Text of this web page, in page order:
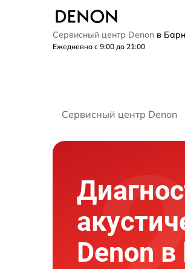
Сервисный центр Denon в
Ежедневно с 9:00 до 21:00
Сервисный центр Denon
Denon